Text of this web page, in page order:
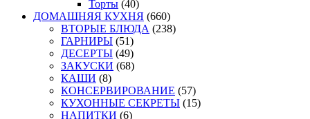
Торты (40)
ДОМАШНЯЯ КУХНЯ (660)
ВТОРЫЕ БЛЮДА (238)
ГАРНИРЫ (51)
ДЕСЕРТЫ (49)
ЗАКУСКИ (68)
КАШИ (8)
КОНСЕРВИРОВАНИЕ (57)
КУХОННЫЕ СЕКРЕТЫ (15)
НАПИТКИ (6)